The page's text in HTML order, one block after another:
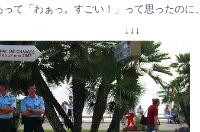
て「わぁっ。すごい！」って思ったのに、
↓↓↓